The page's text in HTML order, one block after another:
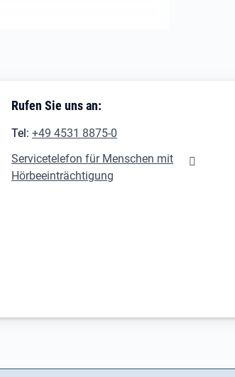
Rufen Sie uns an:
Tel: +49 4531 8875-0
Servicetelefon für Menschen mit
Hörbeeinträchtigung